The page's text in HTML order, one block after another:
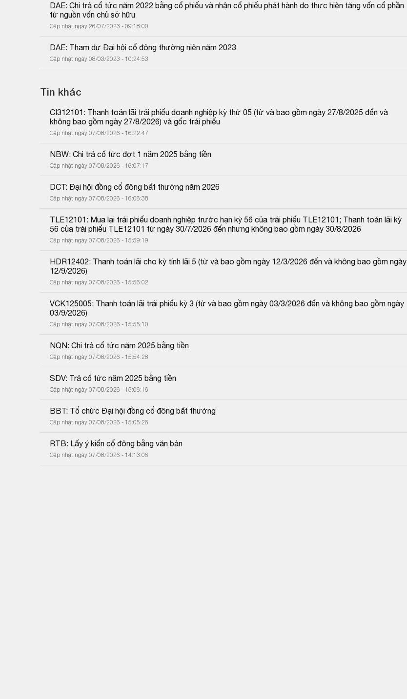
DAE: Chi trả cổ tức năm 2022 bằng cổ phiếu và nhận cổ phiếu phát hành do thực hiện tăng vốn cổ phần
từ nguồn vốn chủ sở hữu
Cập nhật ngày 26/07/2023 - 09:18:00
DAE: Tham dự Đại hội cổ đông thường niên năm 2023
Cập nhật ngày 08/03/2023 - 10:24:53
Tin khác
CI312101: Thanh toán lãi trái phiếu doanh nghiệp kỳ thứ 05 (từ và bao gồm ngày 27/8/2025 đến và
không bao gồm ngày 27/8/2026) và gốc trái phiếu
Cập nhật ngày 07/08/2026 - 16:22:47
NBW: Chi trả cổ tức đợt 1 năm 2025 bằng tiền
Cập nhật ngày 07/08/2026 - 16:07:17
DCT: Đại hội đồng cổ đông bất thường năm 2026
Cập nhật ngày 07/08/2026 - 16:06:38
TLE12101: Mua lại trái phiếu doanh nghiệp trước hạn kỳ 56 của trái phiếu TLE12101; Thanh toán lãi kỳ
56 của trái phiếu TLE12101 từ ngày 30/7/2026 đến nhưng không bao gồm ngày 30/8/2026
Cập nhật ngày 07/08/2026 - 15:59:19
HDR12402: Thanh toán lãi cho kỳ tính lãi 5 (từ và bao gồm ngày 12/3/2026 đến và không bao gồm ngày
12/9/2026)
Cập nhật ngày 07/08/2026 - 15:56:02
VCK125005: Thanh toán lãi trái phiếu kỳ 3 (từ và bao gồm ngày 03/3/2026 đến và không bao gồm ngày
03/9/2026)
Cập nhật ngày 07/08/2026 - 15:55:10
NQN: Chi trả cổ tức năm 2025 bằng tiền
Cập nhật ngày 07/08/2026 - 15:54:28
SDV: Trả cổ tức năm 2025 bằng tiền
Cập nhật ngày 07/08/2026 - 15:06:16
BBT: Tổ chức Đại hội đồng cổ đông bất thường
Cập nhật ngày 07/08/2026 - 15:05:26
RTB: Lấy ý kiến cổ đông bằng văn bản
Cập nhật ngày 07/08/2026 - 14:13:06